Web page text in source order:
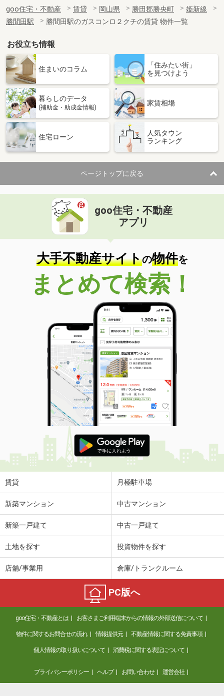
goo住宅・不動産 賃貸 岡山県 勝田郡勝央町
姫新線
勝間田駅
勝間田駅のガスコンロ２クチの賃貸 物件一覧
お役立ち情報
住まいのコラム
「住みたい街」
を見つけよう
暮らしのデータ
(補助金・助成金情報)
家賃相場
住宅ローン
人気タウン
ランキング
ページトップに戻る
goo住宅・不動産
アプリ
大手不動産サイトの物件を
まとめて検索！
賃貸 月極駐車場
新築マンション 中古マンション
新築一戸建て 中古一戸建て
土地を探す 投資物件を探す
店舗/事業用 倉庫/トランクルーム
PC版へ
goo住宅・不動産とは お客さまご利用端末からの情報の外部送信について
物件に関するお問合せの流れ 情報提供元 不動産情報に関する免責事項
個人情報の取り扱いについて 消費税に関する表記について
プライバシーポリシー ヘルプ お問い合わせ 運営会社